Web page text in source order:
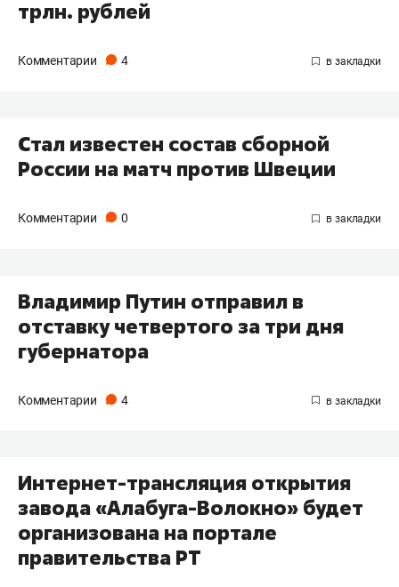
трлн. рублей
Комментарии 4
Стал известен состав сборной
России на матч против Швеции
Комментарии 0
Владимир Путин отправил в
отставку четвертого за три дня
губернатора
Комментарии 4
Интернет-трансляция открытия
завода «Алабуга-Волокно» будет
организована на портале
правительства РТ